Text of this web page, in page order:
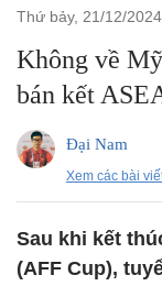
thứ bảy, 21/12/
Không về
bán kết
Đại Nam
Xem các bài
Sau khi kết
(AFF Cup),